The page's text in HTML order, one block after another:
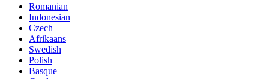
Romanian
Indonesian
Czech
Afrikaans
Swedish
Polish
Basque